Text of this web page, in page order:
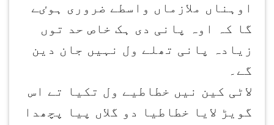
اوہناں ملازماں واسطے ضروری ہوٸے
گا کہ اوہ پانی دی ہک خاص حد توں
زیادہ پانی تھلے ول نہیں جان دین
گے۔
لاٹی کین نیں خطاطیے ول تکیا تے اس
گویڑ لایا خطاطیا دو گلاں پیا پچھدا